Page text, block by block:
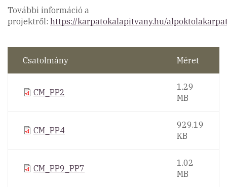
További információ a
projektről: https://karpatokalapitvany.hu/
Csatolmány Méret
CM_PP2
1.29
MB
CM_PP4
929.19
KB
CM_PP9_PP7
1.02
MB